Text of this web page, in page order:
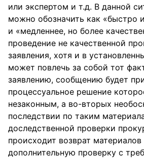
или экспертом и т.д. В данной
можно обозначить как «быстро
и «медленнее, но более
проведение не качественной
заявления, хотя и в
может повлечь за собой тот
заявлению, сообщению будет
процессуальное решение
незаконным, а во-вторых
последствии по таким
доследственной проверки
происходит возврат
дополнительную проверку с